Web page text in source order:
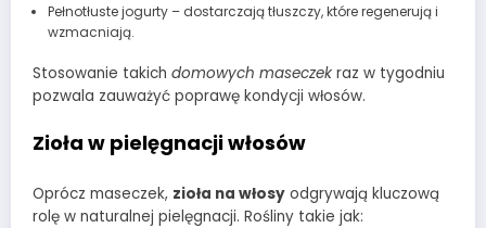
Pełnotłuste jogurty – dostarczają tłuszczy, które regenerują i
wzmacniają.
Stosowanie takich domowych maseczek raz w tygodniu
pozwala zauważyć poprawę kondycji włosów.
Zioła w pielęgnacji włosów
Oprócz maseczek, zioła na włosy odgrywają kluczową
rolę w naturalnej pielęgnacji. Rośliny takie jak: